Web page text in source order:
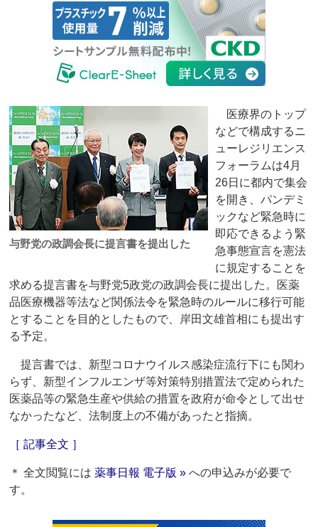
与野党の政調会長に提言書を提出した
医療界のトップ
などで構成するニ
ューレジリエンス
フォーラムは4月
26日に都内で集会
を開き、パンデミ
ックなど緊急時に
即応できるよう緊
急事態宣言を憲法
に規定することを
求める提言書を与野党5政党の政調会長に提出した。医薬
品医療機器等法など関係法令を緊急時のルールに移行可能
とすることを目的としたもので、岸田文雄首相にも提出す
る予定。
提言書では、新型コロナウイルス感染症流行下にも関わ
らず、新型インフルエンザ等対策特別措置法で定められた
医薬品等の緊急生産や供給の措置を政府が命令として出せ
なかったなど、法制度上の不備があったと指摘。
［ 記事全文 ］
＊ 全文閲覧には薬事日報 電子版 » への申込みが必要で
す。